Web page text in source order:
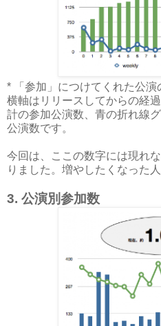
* 「参加」につけてくれた公演
横軸はリリースしてからの経
計の参加公演数、青の折れ線
公演数です。
今回は、ここの数字には現れ
りました。増やしたくなった
3. 公演別参加数